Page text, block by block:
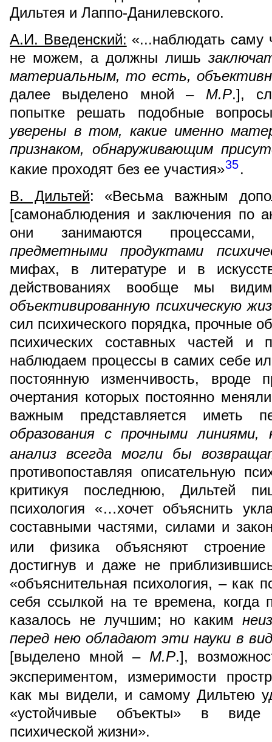
Дильтея и Лаппо-Данилевского.
А.И. Введенский: «...наблюдать
не можем, а должны лишь
материальным, то есть,
далее выделено мной – М.Р.],
попытке решать подобные
уверены в том, какие именно
признаком, обнаруживающим
какие проходят без ее участия»35.
В. Дильтей: «Весьма важным
[самонаблюдения и заключения по
они занимаются процессами,
предметными продуктами
мифах, в литературе и в
действованиях вообще мы
объективированную психическую
сил психического порядка, прочные
психических составных частей
наблюдаем процессы в самих себе
постоянную изменчивость, вроде
очертания которых постоянно
важным представляется иметь
образования с прочными
анализ всегда могли бы
противопоставляя описательную
критикуя последнюю, Дильтей
психология «…хочет объяснить
составными частями, силами и
или физика объясняют строение
достигнув и даже не
«объяснительная психология, – как
себя ссылкой на те времена, когда
казалось не лучшим; но каким
перед нею обладают эти науки в
[выделено мной – М.Р.],
экспериментом, измеримости
как мы видели, и самому Дильтею
«устойчивые объекты» в виде
психической жизни».